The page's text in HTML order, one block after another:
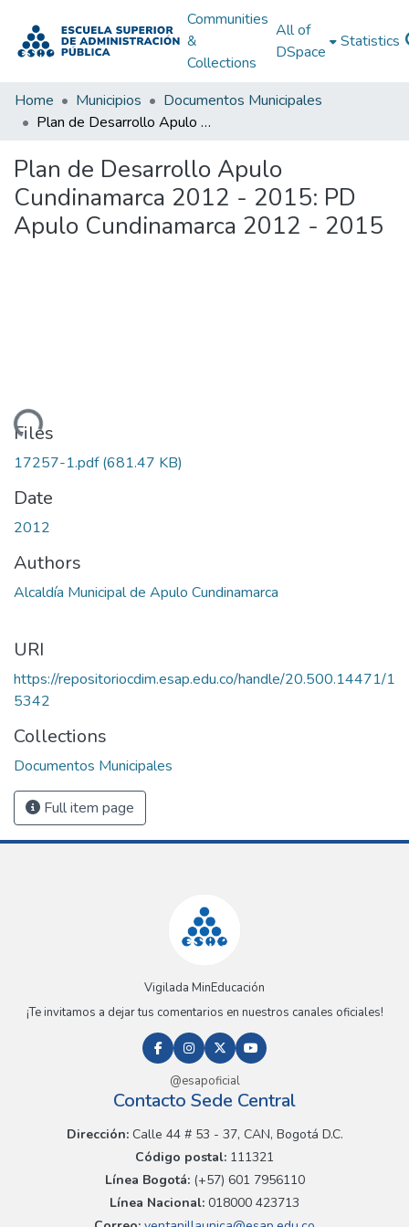
Communities
&
Collections
All of
DSpace
Statistics
Home Municipios
Documentos Municipales
Plan de Desarrollo Apulo Cundinamarca 2012 - 2015: PD Apulo Cundinamarca 2012 - 2015
Plan de Desarrollo Apulo
Cundinamarca 2012 - 2015: PD
Apulo Cundinamarca 2012 - 2015
Files
17257-1.pdf(681.47 KB)
Date
2012
Authors
Alcaldía Municipal de Apulo Cundinamarca
URI
https://repositoriocdim.esap.edu.co/handle/20.500.14471/1
5342
Collections
Documentos Municipales
Full item page
Vigilada MinEducación
¡Te invitamos a dejar tus comentarios en nuestros canales oficiales!
@esapoficial
Contacto Sede Central
Dirección:Calle 44 # 53 - 37, CAN, Bogotá D.C.
Código postal: 111321
Línea Bogotá:(+57) 601 7956110
Línea Nacional: 018000 423713